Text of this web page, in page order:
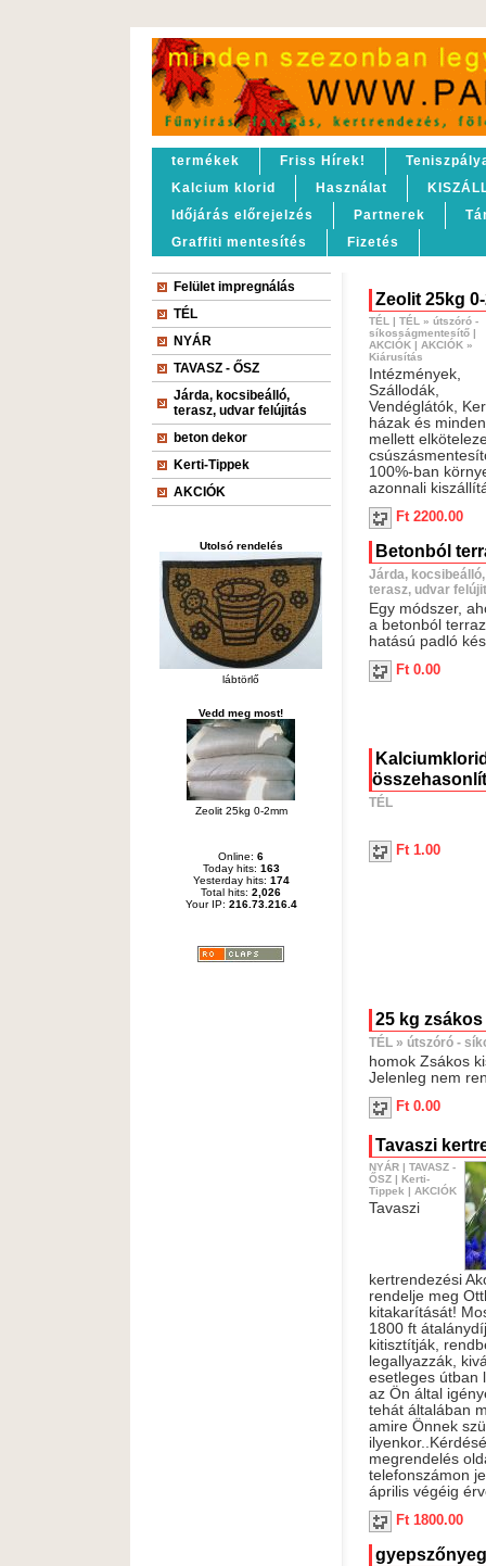
termékek Friss Hírek!
Kalcium klorid
Használat
Időjárás előrejelzés
Partnerek
Graffiti mentesítés
Fizetés
Felület impregnálás
TÉL
NYÁR
TAVASZ - ŐSZ
Járda, kocsibeálló,
terasz, udvar felújitás
beton dekor
Kerti-Tippek
AKCIÓK
Utolsó rendelés
lábtörlő
Vedd meg most!
Zeolit 25kg 0-2mm
Online: 6
Today hits: 163
Yesterday hits: 174
Total hits: 2,026
Your IP: 216.73.216.4
Zeolit 25kg
TÉL | TÉL » útszóró -
síkosságmentesítő|
AKCIÓK| AKCIÓK»
Kiárusítás
Intézmények,
Szállodák,
Vendéglátók,
házak és
mellett
100%-ban
azonnali
Ft 2200.00
Betonból
Járda, kocsibeálló,
terasz, udvar
Egy módszer,
a betonból
hatású padló
Ft 0.00
TÉL
Ft 1.00
25 kg
TÉL» útszóró -
homok Zsákos
Jelenleg nem
Ft 0.00
Tavaszi
NYÁR| TAVASZ -
ŐSZ| Kerti-
Tippek | AKCIÓK
Tavaszi
kertrendezési
rendelje meg
kitakarítását!
1800 ft
kitisztítják,
legallyazzák,
esetleges útban
az Ön által
tehát általában
amire Önnek
megrendelés
telefonszámon
április végéig
Ft 1800.00